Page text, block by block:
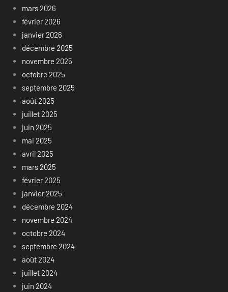
mars 2026
février 2026
janvier 2026
décembre 2025
novembre 2025
octobre 2025
septembre 2025
août 2025
juillet 2025
juin 2025
mai 2025
avril 2025
mars 2025
février 2025
janvier 2025
décembre 2024
novembre 2024
octobre 2024
septembre 2024
août 2024
juillet 2024
juin 2024